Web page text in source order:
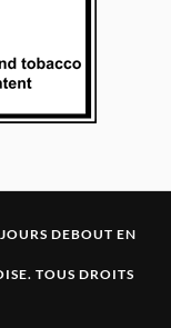
DEBOUT EN
TOUS DROITS